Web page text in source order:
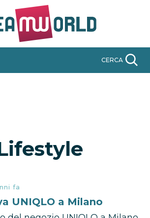
CERCA
fa
UNIQLO a Milano